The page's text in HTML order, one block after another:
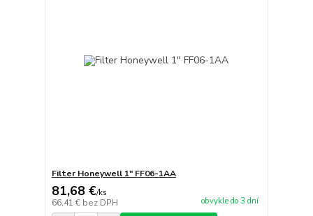
Filter Honeywell 1" FF06-1AA
81,68 €/ks
66,41 € bez DPH obvykle do 3 dní